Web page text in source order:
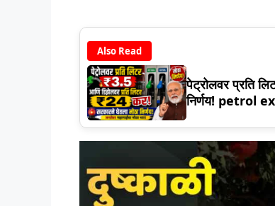
Also Read
पेट्रोलवर प्रति
निर्णय! petrol